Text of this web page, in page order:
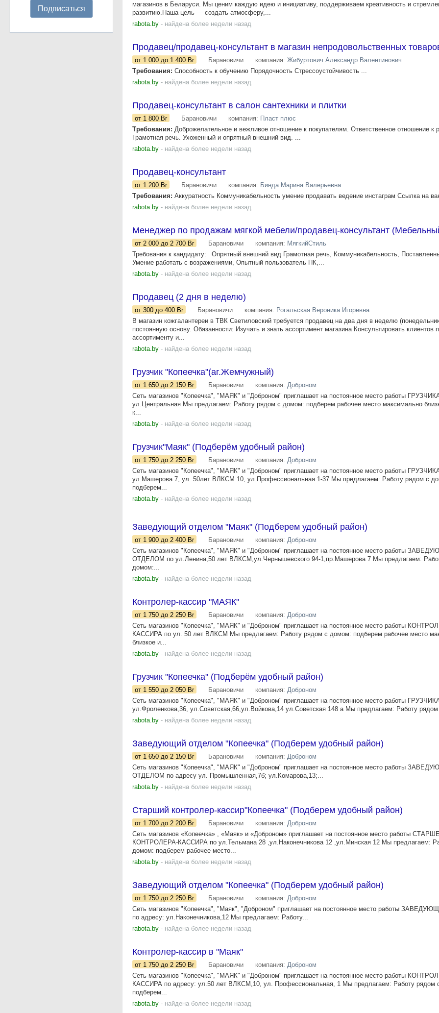
магазинов в Беларуси. Мы ценим каждую идею и инициативу, поддерживаем креативность и
развитию.Наша цель — создать атмосферу,...
rabota.by - найдена более недели назад
Продавец/продавец-консультант в магазин непродовольственных
от 1 000 до 1 400 Br Барановичи компания: Жибуртович Александр Валентинович
Требования: Способность к обучению Порядочность Стрессоустойчивость ...
rabota.by - найдена более недели назад
Продавец-консультант в салон сантехники и плитки
от 1 800 Br Барановичи компания: Пласт плюс
Требования: Доброжелательное и вежливое отношение к покупателям. Ответственное отношение к
Грамотная речь. Ухоженный и опрятный внешний вид. ...
rabota.by - найдена более недели назад
Продавец-консультант
от 1 200 Br Барановичи компания: Бинда Марина Валерьевна
Требования: Аккуратность Коммуникабельность умение продавать ведение инстаграм Ссылка на
rabota.by - найдена более недели назад
Менеджер по продажам мягкой мебели/продавец-консультант
от 2 000 до 2 700 Br Барановичи компания: МягкийСтиль
Требования к кандидату: Опрятный внешний вид Грамотная речь, Коммуникабельность,
Умение работать с возражениями, Опытный пользователь ПК,...
rabota.by - найдена более недели назад
Продавец (2 дня в неделю)
от 300 до 400 Br Барановичи компания: Рогальская Вероника Игоревна
В магазин кожгалантереи в ТВК Светиловский требуется продавец на два дня в неделю
постоянную основу. Обязанности: Изучать и знать ассортимент магазина Консультировать клиентов
ассортименту и...
rabota.by - найдена более недели назад
Грузчик "Копеечка"(аг.Жемчужный)
от 1 650 до 2 150 Br Барановичи компания: Доброном
Сеть магазинов "Копеечка", "МАЯК" и "Доброном" приглашает на постоянное место работы
ул.Центральная Мы предлагаем: Работу рядом с домом: подберем рабочее место максимально
к...
rabota.by - найдена более недели назад
Грузчик"Маяк" (Подберём удобный район)
от 1 750 до 2 250 Br Барановичи компания: Доброном
Сеть магазинов "Копеечка", "МАЯК" и "Доброном" приглашает на постоянное место работы
ул.Машерова 7, ул. 50лет ВЛКСМ 10, ул.Профессиональная 1-37 Мы предлагаем: Работу рядом с
подберем...
rabota.by - найдена более недели назад
Заведующий отделом "Маяк" (Подберем удобный район)
от 1 900 до 2 400 Br Барановичи компания: Доброном
Сеть магазинов "Копеечка", "МАЯК" и "Доброном" приглашает на постоянное место работы
ОТДЕЛОМ по ул.Ленина,50 лет ВЛКСМ,ул.Чернышевского 94-1,пр.Машерова 7 Мы предлагаем:
домом:...
rabota.by - найдена более недели назад
Контролер-кассир "МАЯК"
от 1 750 до 2 250 Br Барановичи компания: Доброном
Сеть магазинов "Копеечка", "МАЯК" и "Доброном" приглашает на постоянное место работы
КАССИРА по ул. 50 лет ВЛКСМ Мы предлагаем: Работу рядом с домом: подберем рабочее место
близкое и...
rabota.by - найдена более недели назад
Грузчик "Копеечка" (Подберём удобный район)
от 1 550 до 2 050 Br Барановичи компания: Доброном
Сеть магазинов "Копеечка", "МАЯК" и "Доброном" приглашает на постоянное место работы
ул.Фроленкова,36, ул.Советская,66,ул.Войкова,14 ул.Советская 148 а Мы предлагаем: Работу
rabota.by - найдена более недели назад
Заведующий отделом "Копеечка" (Подберем удобный район)
от 1 650 до 2 150 Br Барановичи компания: Доброном
Сеть магазинов "Копеечка", "МАЯК" и "Доброном" приглашает на постоянное место работы
ОТДЕЛОМ по адресу ул. Промышленная,7б; ул.Комарова,13;...
rabota.by - найдена более недели назад
Старший контролер-кассир"Копеечка" (Подберем удобный район)
от 1 700 до 2 200 Br Барановичи компания: Доброном
Сеть магазинов «Копеечка» , «Маяк» и «Доброном» приглашает на постоянное место работы
КОНТРОЛЕРА-КАССИРА по ул.Тельмана 28 ,ул.Наконечникова 12 ,ул.Минская 12 Мы предлагаем:
домом: подберем рабочее место...
rabota.by - найдена более недели назад
Заведующий отделом "Копеечка" (Подберем удобный район)
от 1 750 до 2 250 Br Барановичи компания: Доброном
Сеть магазинов "Копеечка", "Маяк", "Доброном" приглашает на постоянное место работы
по адресу: ул.Наконечникова,12 Мы предлагаем: Работу...
rabota.by - найдена более недели назад
Контролер-кассир в "Маяк"
от 1 750 до 2 250 Br Барановичи компания: Доброном
Сеть магазинов "Копеечка", "МАЯК" и "Доброном" приглашает на постоянное место работы
КАССИРА по адресу: ул.50 лет ВЛКСМ,10, ул. Профессиональная, 1 Мы предлагаем: Работу рядом
подберем...
rabota.by - найдена более недели назад
Подписаться